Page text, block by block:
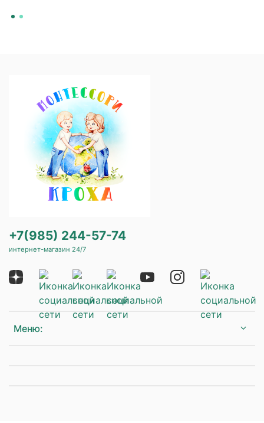
Меню:
+7(985) 244-57-74
интернет-магазин 24/7